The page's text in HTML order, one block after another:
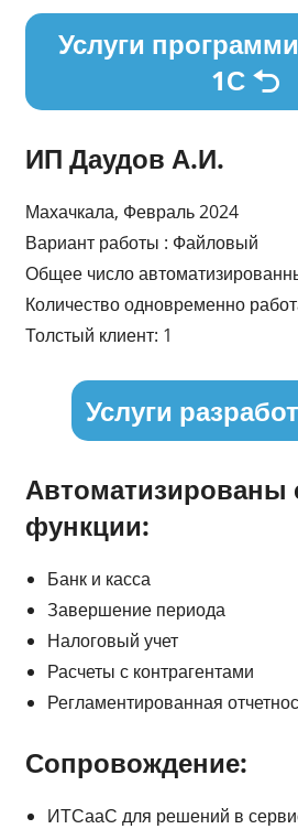
Услуги
1С
ИП Даудов А.И.
Махачкала, Февраль 2024
Вариант работы : Файловый
Общее число
Количество одновременно
Толстый клиент: 1
Услуги
функции:
Банк и касса
Завершение периода
Налоговый учет
Расчеты с контрагентами
Регламентированная
Сопровождение:
ИТСааС для решений в